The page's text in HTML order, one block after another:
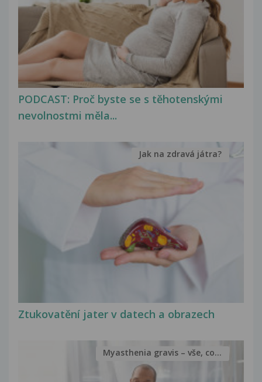
PODCAST: Proč byste se s těhotenskými
nevolnostmi měla...
Ztukovatění jater v datech a obrazech
Jak na zdravá játra?
Myasthenia gravis – vše, co...